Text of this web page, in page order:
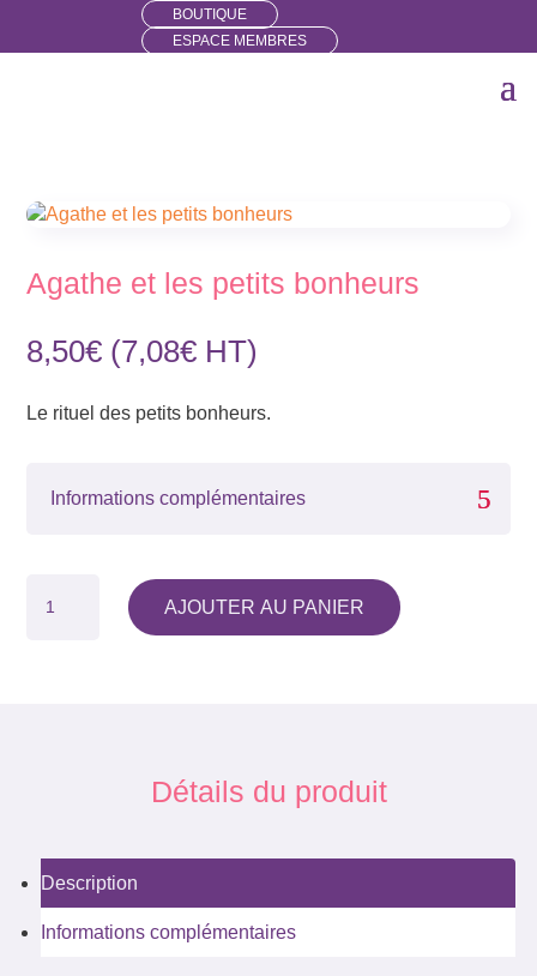
BOUTIQUE
ESPACE MEMBRES
Agathe et les petits bonheurs
8,50€ (7,08€ HT)
Le rituel des petits bonheurs.
Informations complémentaires
DE
AJOUTER AU PANIER
Détails du produit
Description
Informations complémentaires